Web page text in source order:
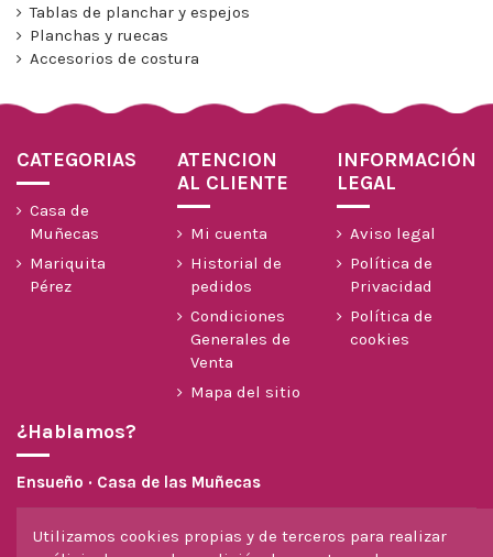
Tablas de planchar y espejos
Planchas y ruecas
Accesorios de costura
CATEGORIAS
Casa de
Muñecas
Mariquita
Pérez
ATENCION
AL CLIENTE
Mi cuenta
Historial de
pedidos
Condiciones
Generales de
Venta
Mapa del sitio
INFORMACIÓN
LEGAL
Aviso legal
Política de
Privacidad
Política de
cookies
¿Hablamos?
Ensueño · Casa de las Muñecas
Utilizamos cookies propias y de terceros para realizar